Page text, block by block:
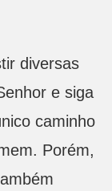
diversas
e siga
caminho
Porém,